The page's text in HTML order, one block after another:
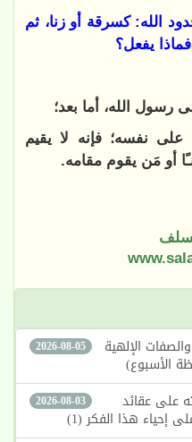
الله: كسرقة أو زنا، ثم
يفعل؟
رسول الله، أما بعد؛
على نفسه؛ فإنه لا يقيم
أو مَن يقوم مقامه.
2026-08-05 الإلهية
2026-08-03 على عقائد